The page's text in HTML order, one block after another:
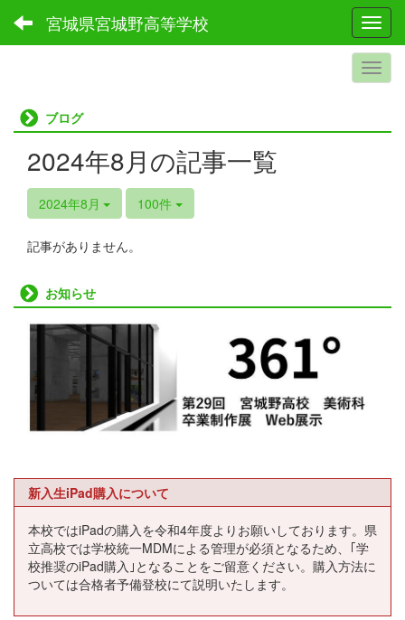
宮城県宮城野高等学校
ブログ
2024年8月の記事一覧
2024年8月 100件
記事がありません。
お知らせ
新入生iPad購入について
本校ではiPadの購入を令和4年度よりお願いしております。県
立高校では学校統一MDMによる管理が必須となるため、｢学
校推奨のiPad購入｣となることをご留意ください。購入方法に
ついては合格者予備登校にて説明いたします。